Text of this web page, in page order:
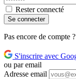
Rester connecté
Se connecter
Pas encore de compte ?
S'inscrire avec
ou par email
Adresse email